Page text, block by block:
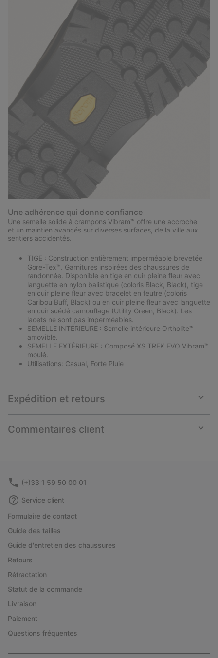
Une adhérence qui donne confiance
Une semelle solide à crampons Vibram™ offre une accroche
et un maintien avancés sur diverses surfaces, de la ville aux
sentiers accidentés.
TIGE : Construction entièrement imperméable brevetée
Gore-Tex™. Garnitures inspirées des chaussures de
randonnée. Disponible en tige en cuir pleine fleur avec
languette en nylon balistique (coloris Black, Black), tige
en cuir pleine fleur avec bracelet en feutre (coloris
Caribou Buff, Black) ou en cuir pleine fleur avec languette
en cuir suédé camouflage (Utility Green, Black). Les
lacets ne sont pas imperméables.
SEMELLE INTÉRIEURE : Semelle intérieure Ortholite™
amovible.
SEMELLE EXTÉRIEURE : Composé XS TREK EVO Vibram™
moulé.
Utilisations: Casual, Forte Pluie
Expédition et retours
or
Commentaires client
or
(+)33 1 59 50 00 01
Service client
Formulaire de contact
Guide des tailles
Guide d'entretien des chaussures
Retours
Rétractation
Statut de la commande
Livraison
Paiement
Questions fréquentes